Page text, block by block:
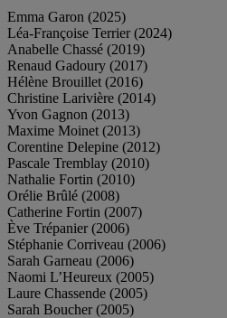
Emma Garon (2025)
Léa-Françoise Terrier (2024)
Anabelle Chassé (2019)
Renaud Gadoury (2017)
Hélène Brouillet (2016)
Christine Larivière (2014)
Yvon Gagnon (2013)
Maxime Moinet (2013)
Corentine Delepine (2012)
Pascale Tremblay (2010)
Nathalie Fortin (2010)
Orélie Brûlé (2008)
Catherine Fortin (2007)
Ève Trépanier (2006)
Stéphanie Corriveau (2006)
Sarah Garneau (2006)
Naomi L’Heureux (2005)
Laure Chassende (2005)
Sarah Boucher (2005)